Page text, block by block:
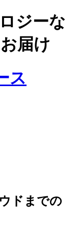
ジーな
届け
ドまでの